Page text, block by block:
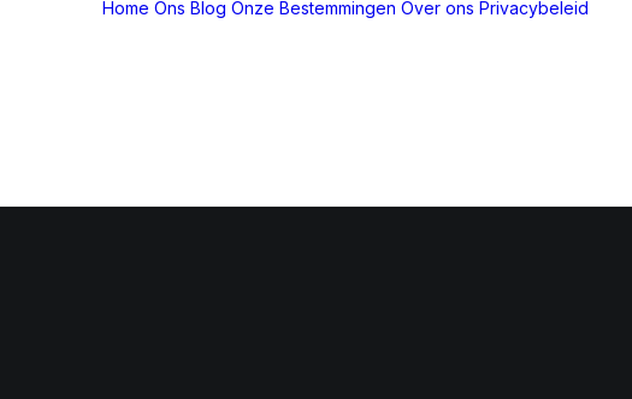
Home Ons Blog Onze Bestemmingen Over ons Privacybeleid